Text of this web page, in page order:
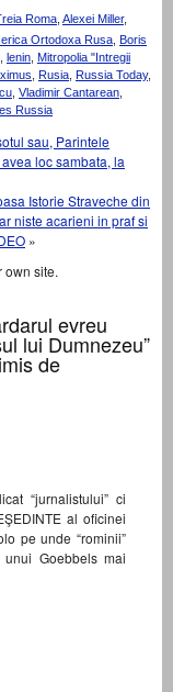
Roma Alexei Miller,
Ortodoxa Rusa, Boris
, lenin, Mitropolia "Intregii
, Rusia, Russia Today,
, Vladimir Cantarean,
Russia
sau, Parintele
loc sambata, la
Istorie Straveche din
niste acarieni in praf si
»
own site.
evreu
lui Dumnezeu”
de
“jurnalistului” ci
al oficinei
pe unde “rominii”
unui Goebbels mai